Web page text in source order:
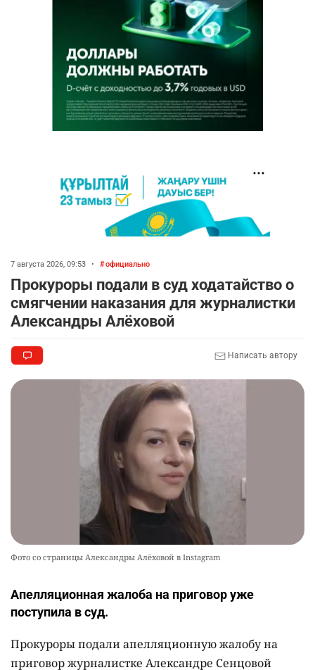
7 августа 2026, 09:53 • официально
Прокуроры подали в суд ходатайство о
смягчении наказания для журналистки
Александры Алёховой
Написать автору
Фото со страницы Александры Алёховой в Instagram
Апелляционная жалоба на приговор уже
поступила в суд.
Прокуроры подали апелляционную жалобу на
приговор журналистке Александре Сенцовой